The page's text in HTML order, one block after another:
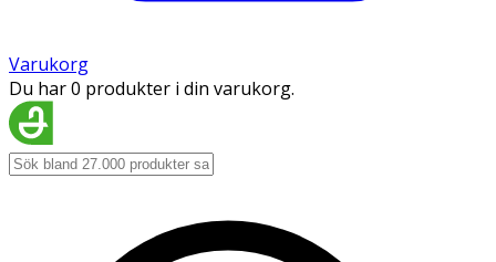
Varukorg
Du har 0 produkter i din varukorg.